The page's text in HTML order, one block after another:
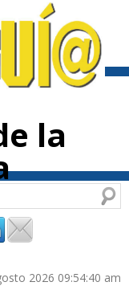
la
2026 09:54:40 am